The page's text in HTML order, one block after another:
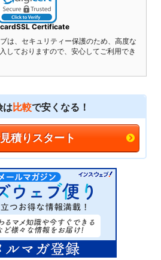
Certificate
は、セキュリティー保護のため、高度な
しておりますので、安心してご利用でき
は比較で安くなる！
積りスタート